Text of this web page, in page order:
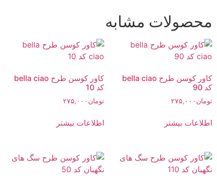
محصولات مشابه
کاور کوسن طرح bella ciao
کد 90
تومان ۲۷۵,۰۰۰
اطلاعات بیشتر
کاور کوسن طرح bella ciao
کد 10
تومان ۲۷۵,۰۰۰
اطلاعات بیشتر